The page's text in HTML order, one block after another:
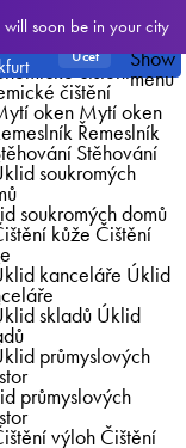
soon be in your city
Čištění
čištění
Mytí oken
Řemeslník
Stěhování
soukromých domů
Čištění
Úklid
Úklid
průmyslových
Čištění